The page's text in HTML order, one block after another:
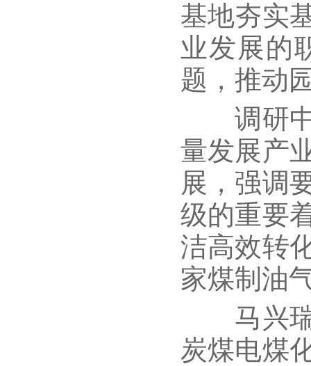
基地夯实
业发展的
题，推动
调研中
量发展产
展，强调
级的重要
洁高效转
家煤制油
马兴瑞
炭煤电煤